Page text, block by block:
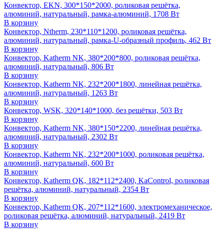
Конвектор, EKN, 300*150*2000, роликовая решётка,
алюминий, натуральный, рамка-алюминий, 1708 Вт
В корзину
Конвектор, Ntherm, 230*110*1200, роликовая решётка,
алюминий, натуральный, рамка-U-образный профиль, 462 Вт
В корзину
Конвектор, Katherm NK, 380*200*800, роликовая решётка,
алюминий, натуральный, 806 Вт
В корзину
Конвектор, Katherm NK, 232*200*1800, линейная решётка,
алюминий, натуральный, 1263 Вт
В корзину
Конвектор, WSK, 320*140*1000, без решётки, 503 Вт
В корзину
Конвектор, Katherm NK, 380*150*2200, линейная решётка,
алюминий, натуральный, 2302 Вт
В корзину
Конвектор, Katherm NK, 232*200*1000, роликовая решётка,
алюминий, натуральный, 600 Вт
В корзину
Конвектор, Katherm QK, 182*112*2400, KaControl, роликовая
решётка, алюминий, натуральный, 2354 Вт
В корзину
Конвектор, Katherm QK, 207*112*1600, электромеханическое,
роликовая решётка, алюминий, натуральный, 2419 Вт
В корзину